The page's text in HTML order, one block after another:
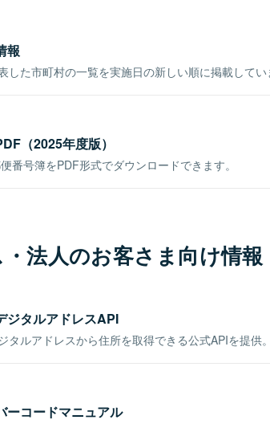
報
した市町村の一覧を実施日の新しい順に掲載してい
（2025年度版）
番号簿をPDF形式でダウンロードできます。
法人のお客さま向け情報
ジタルアドレスAPI
タルアドレスから住所を取得できる公式APIを提供。
ーコードマニュアル